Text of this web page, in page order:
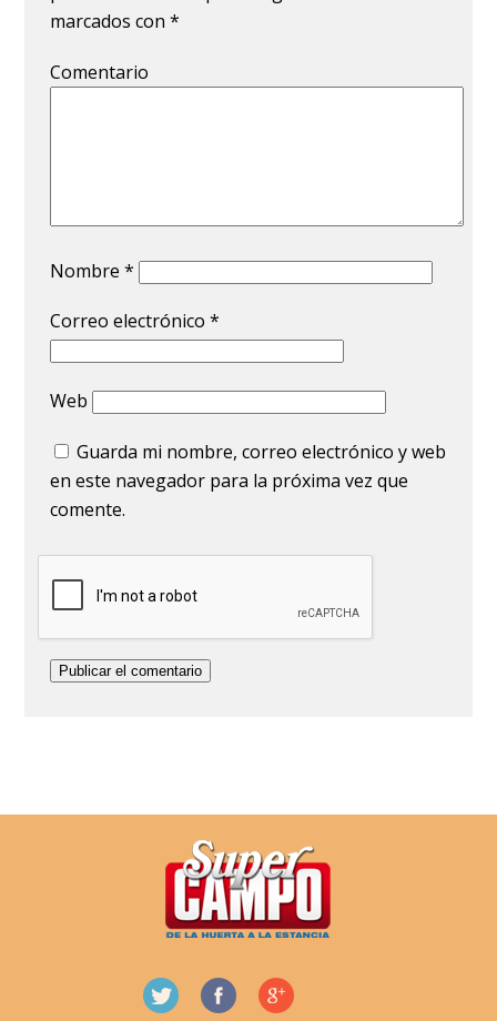
marcados con*
Comentario
Nombre*
Correo electrónico*
Web
Guarda mi nombre, correo electrónico y web
en este navegador para la próxima vez que
comente.